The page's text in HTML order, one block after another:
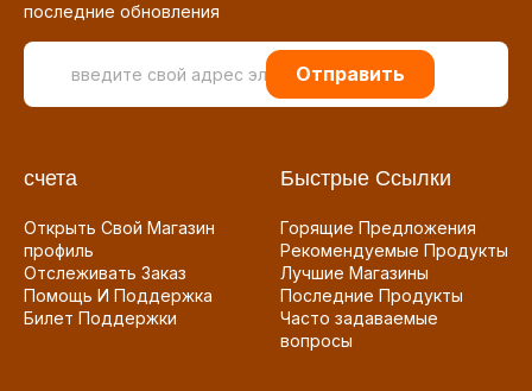
последние обновления
Отправить
счета
Открыть Свой Магазин
профиль
Отслеживать Заказ
Помощь И Поддержка
Билет Поддержки
Быстрые Ссылки
Горящие Предложения
Рекомендуемые Продукты
Лучшие Магазины
Последние Продукты
Часто задаваемые
вопросы